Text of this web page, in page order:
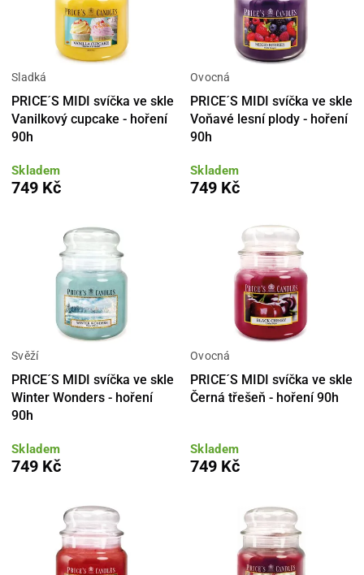
Sladká
PRICE´S MIDI svíčka ve skle
Vanilkový cupcake - hoření
90h
Skladem
749 Kč
Ovocná
PRICE´S MIDI svíčka ve skle
Voňavé lesní plody - hoření
90h
Skladem
749 Kč
Svěží
PRICE´S MIDI svíčka ve skle
Winter Wonders - hoření
90h
Skladem
749 Kč
Ovocná
PRICE´S MIDI svíčka ve skle
Černá třešeň - hoření 90h
Skladem
749 Kč